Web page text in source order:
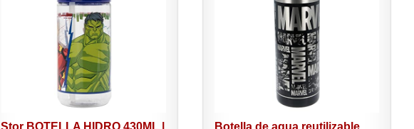
Stor BOTELLA HIDRO 430ML |
Botella de agua reutilizable